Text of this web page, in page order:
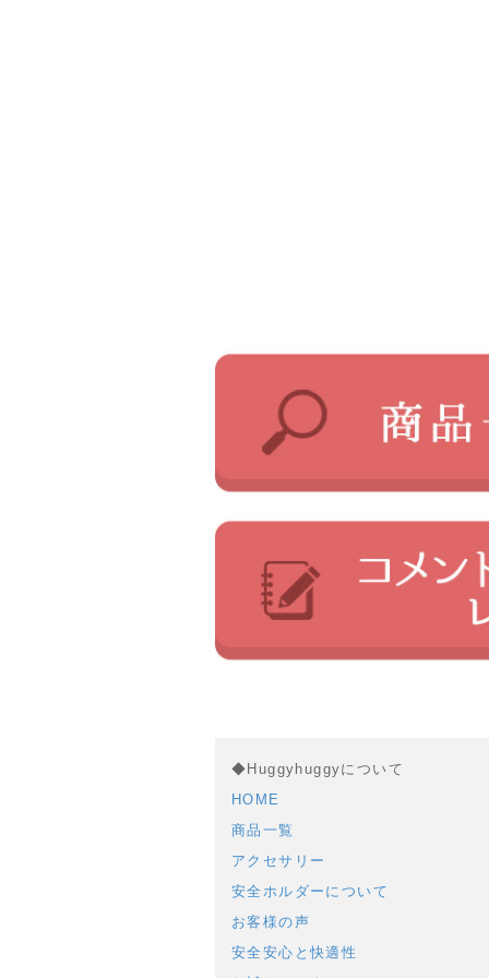
◆Huggyhuggyについて
HOME
商品一覧
アクセサリー
安全ホルダーについて
お客様の声
安全安心と快適性